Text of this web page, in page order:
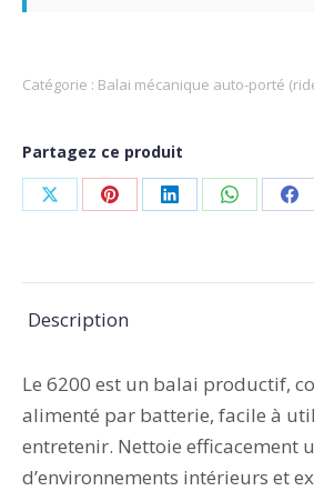
Catégorie : Balai mécanique auto-porté
Partagez ce produit
Partager
X
Partager
Pinterest
Partager
LinkedIn
Partager
WhatsApp
Description
Le 6200 est un balai productif,
alimenté par batterie, facile à
entretenir. Nettoie efficacement
d’environnements intérieurs et